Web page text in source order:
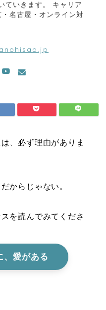
ていきます。 キャリア
名古屋・オンライン対
、必ず理由がありま
からじゃない。
を読んでみてくださ
、愛がある